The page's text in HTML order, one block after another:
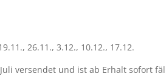
26.11., 3.12., 10.12., 17.12.
versendet und ist ab Erhalt sofort